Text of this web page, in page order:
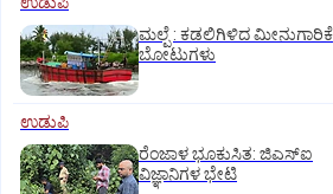
ಮಲ್ಪೆ : ಕಡಲಿಗಿಳಿದ ಮೀನುಗಾರಿಕೆ
ಬೋಟುಗಳು
ಉಡುಪಿ
ರೆಂಜಾಳ ಭೂಕುಸಿತ: ಜಿಎಸ್‌ಐ
ವಿಜ್ಞಾನಿಗಳ ಭೇಟಿ